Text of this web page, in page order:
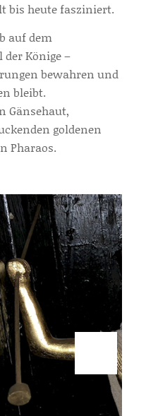
bis heute fasziniert.
auf dem
Könige –
bewahren und
bleibt.
Gänsehaut,
goldenen
Pharaos.